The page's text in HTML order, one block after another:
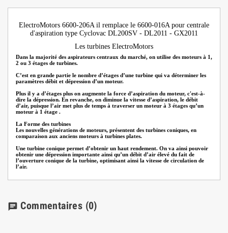
ElectroMotors 6600-206A il remplace le 6600-016A pour centrale
d'aspiration type Cyclovac DL200SV - DL2011 - GX2011
Les turbines ElectroMotors
Dans la majorité des aspirateurs centraux du marché, on utilise des moteurs à 1,
2 ou 3 étages de turbines.
C’est en grande partie le nombre d’étages d’une turbine qui va déterminer les
paramètres débit et dépression d’un moteur.
Plus il y a d’étages plus on augmente la force d’aspiration du moteur, c'est-à-
dire la dépression. En revanche, on diminue la vitesse d’aspiration, le débit
d’air, puisque l’air met plus de temps à traverser un moteur à 3 étages qu’un
moteur à 1 étage .
La Forme des turbines
Les nouvelles générations de moteurs, présentent des turbines coniques, en
comparaison aux anciens moteurs à turbines plates.
Une turbine conique permet d’obtenir un haut rendement. On va ainsi pouvoir
obtenir une dépression importante ainsi qu’un débit d’air élevé du fait de
l’ouverture conique de la turbine, optimisant ainsi la vitesse de circulation de
l’air.
chat Commentaires (0)